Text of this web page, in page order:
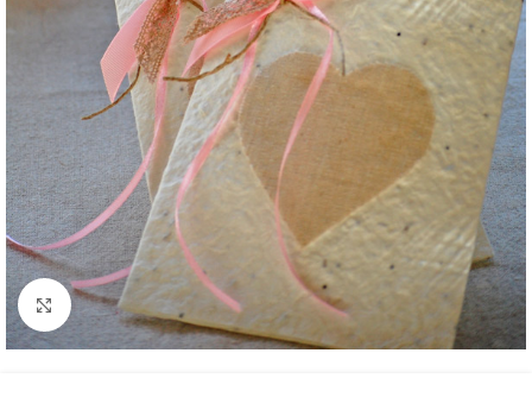
Click to enlarge